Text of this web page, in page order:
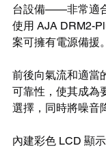
台設備——非常適
使用 AJA DRM2-
案可擁有電源備援。
前後向氣流和適當
可靠性，使其成為
選擇，同時將噪音
內建彩色 LCD 顯